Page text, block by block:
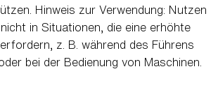
Hinweis zur Verwendung: Nutzen
in Situationen, die eine erhöhte
z. B. während des Führens
bei der Bedienung von Maschinen.